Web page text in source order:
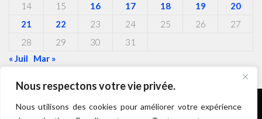
Nous respectons votre vie privée.
Nous utilisons des cookies pour améliorer votre expérience
14
15 16 17 18 19
20
21
22 23 24 25 26
27
28
29 30
31
« Juil
Mar »